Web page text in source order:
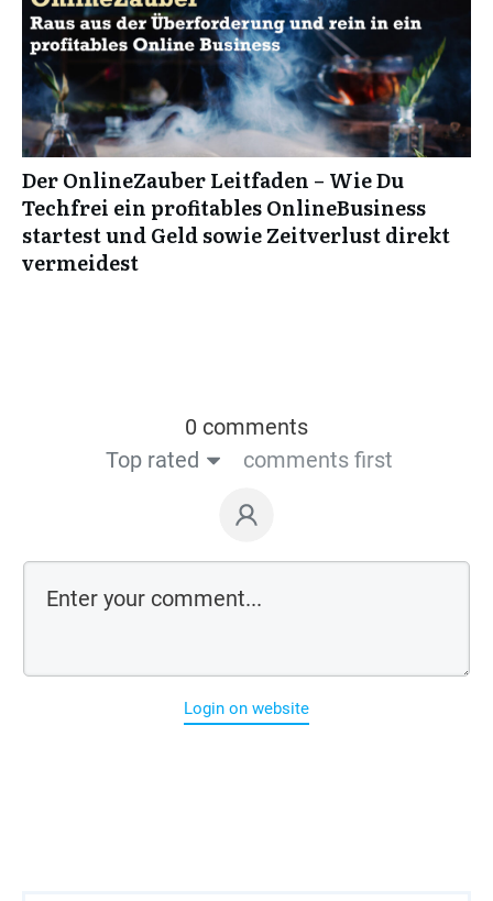
Der OnlineZauber Leitfaden – Wie Du
Techfrei ein profitables OnlineBusiness
startest und Geld sowie Zeitverlust direkt
vermeidest
0 comments
Top rated
comments first
Login on website